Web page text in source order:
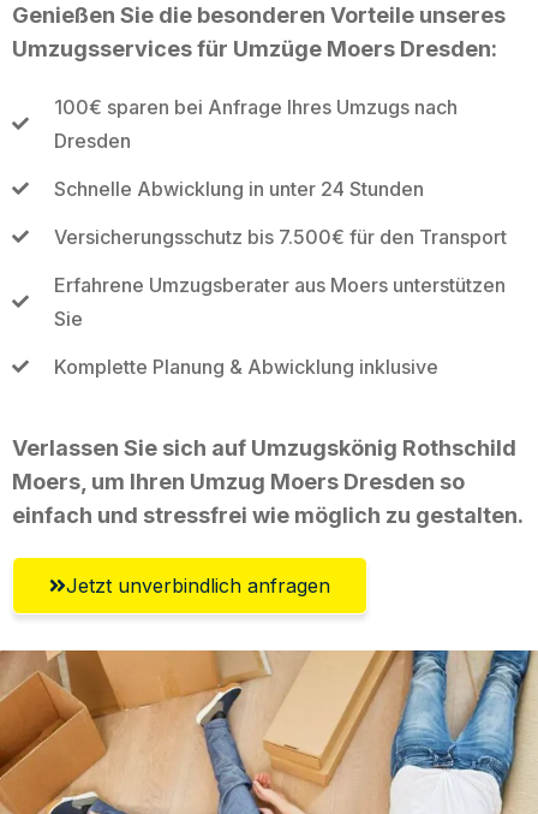
Genießen Sie die besonderen Vorteile unseres
Umzugsservices für Umzüge Moers Dresden:
100€ sparen bei Anfrage Ihres Umzugs nach
Dresden
Schnelle Abwicklung in unter 24 Stunden
Versicherungsschutz bis 7.500€ für den Transport
Erfahrene Umzugsberater aus Moers unterstützen
Sie
Komplette Planung & Abwicklung inklusive
Verlassen Sie sich auf Umzugskönig Rothschild
Moers, um Ihren Umzug Moers Dresden so
einfach und stressfrei wie möglich zu gestalten.
Jetzt unverbindlich anfragen